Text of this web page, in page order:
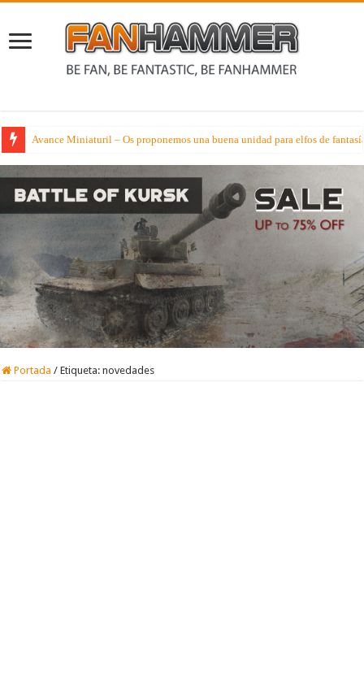
Schola Tacticum Warhammer 40000 – Las facciones en este verano de
Portada / Etiqueta:novedades